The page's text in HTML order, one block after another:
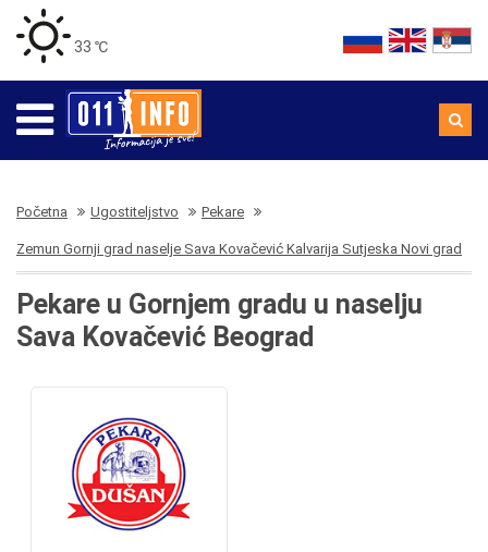
33 ℃
Početna Ugostiteljstvo Pekare
Zemun Gornji grad naselje Sava Kovačević Kalvarija Sutjeska Novi grad
Pekare u Gornjem gradu u naselju
Sava Kovačević Beograd